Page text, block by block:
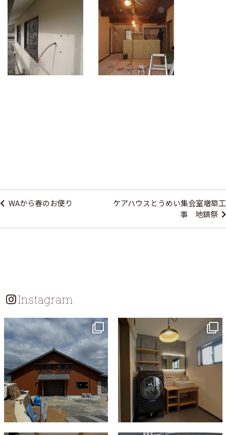
稿
ナ
ビ
ョ
WAから春のお便り
ケアハウスとうめい集会室増築工
事 地鎮祭
Instagram
tomohouseinc
tomohouseinc
7月 13